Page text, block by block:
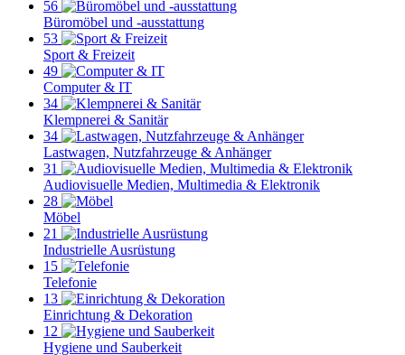
56
Büromöbel und -ausstattung
53
Sport & Freizeit
49
Computer & IT
34
Klempnerei & Sanitär
34
Lastwagen, Nutzfahrzeuge & Anhänger
31
Audiovisuelle Medien, Multimedia & Elektronik
28
Möbel
21
Industrielle Ausrüstung
15
Telefonie
13
Einrichtung & Dekoration
12
Hygiene und Sauberkeit